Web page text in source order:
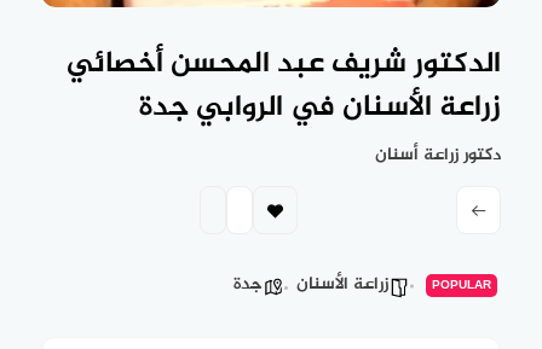
الدكتور شريف عبد المحسن أخصائي
زراعة الأسنان في الروابي جدة
دكتور زراعة أسنان
POPULAR زراعة الأسنان جدة